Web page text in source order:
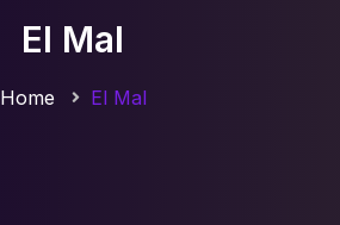
El Mal
Home El Mal